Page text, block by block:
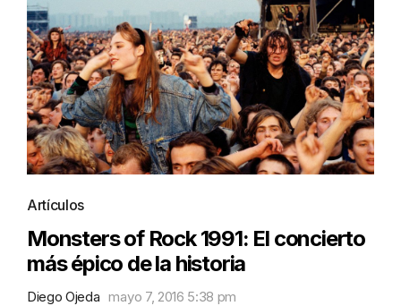
Artículos
Monsters of Rock 1991: El concierto
más épico de la historia
Diego Ojeda mayo 7, 2016 5:38 pm